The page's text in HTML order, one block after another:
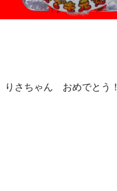
りさちゃん おめでとう！